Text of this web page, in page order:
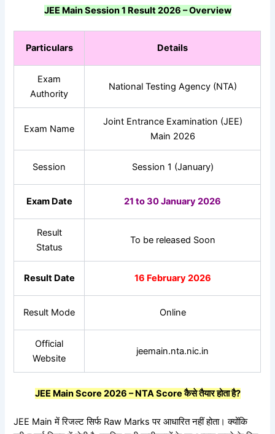
JEE Main Session 1 Result 2026 – Overview
Particulars Details
Exam
Authority
National Testing Agency (NTA)
Exam Name
Joint Entrance Examination (JEE)
Main 2026
Session Session 1 (January)
Exam Date 21 to 30 January 2026
Result
Status
To be released Soon
Result Date 16 February 2026
Result Mode Online
Official
Website
jeemain.nta.nic.in
JEE Main Score 2026 – NTA Scoreकैसेतैयारहोताहै?
JEE Main में रिजल्ट सिर्फ Raw Marks पर आधारित नहीं होता। क्योंकि